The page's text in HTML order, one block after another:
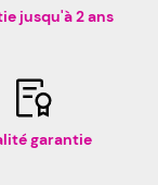
jusqu'à 2 ans
garantie